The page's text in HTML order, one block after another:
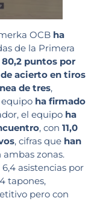
OCB ha
de la Primera
80,2 puntos por
de acierto en tiros
de tres,
ha firmado
el equipo ha
, con 11,0
, cifras que han
zonas.
6,4 asistencias por
tapones,
pero con